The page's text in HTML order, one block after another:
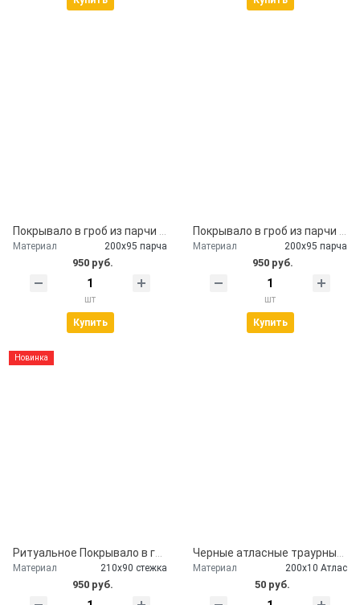
Материал 200х95 парча
950 руб.
шт
Купить
Материал 200х95 парча
950 руб.
шт
Купить
Новинка
Ритуальное Покрывало в гроб глиттер серебро
Материал 210х90 стежка
950 руб.
Черные атласные траурные ленты - скорбим и помним
Материал 200х10 Атлас
50 руб.